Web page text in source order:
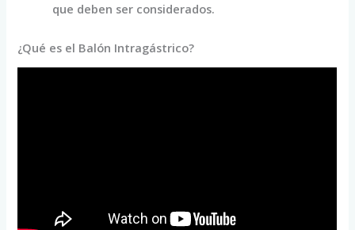
que deben ser considerados.
¿Qué es el Balón Intragástrico?